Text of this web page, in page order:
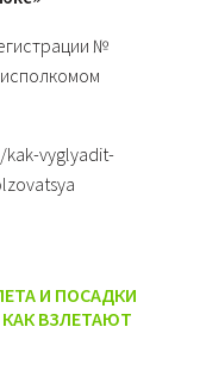
№
vyglyadit-
И ПОСАДКИ
ВЗЛЕТАЮТ